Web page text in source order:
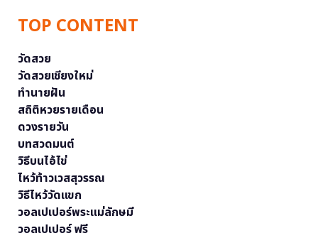
TOP CONTENT
วัดสวย
วัดสวยเชียงใหม่
ทำนายฝัน
สถิติหวยรายเดือน
ดวงรายวัน
บทสวดมนต์
วิธีบนไอ้ไข่
ไหว้ท้าวเวสสุวรรณ
วิธีไหว้วัดแขก
วอลเปเปอร์พระแม่ลักษมี
วอลเปเปอร์ ฟรี